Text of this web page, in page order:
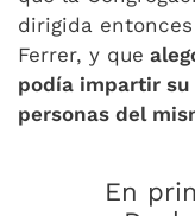
dirigida
Ferrer, y que
podía impartir
personas del
En